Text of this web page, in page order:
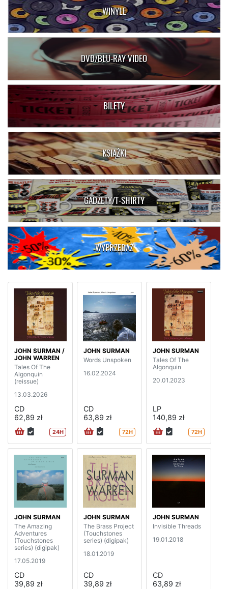
WINYLE
DVD/BLU-RAY VIDEO
BILETY
KSIĄŻKI
GADŻETY/T-SHIRTY
WYPRZEDAŻ
JOHN SURMAN /
JOHN WARREN
Tales Of The
Algonquin
(reissue)
13.03.2026
CD
62,89 zł
24H
JOHN SURMAN
Words Unspoken
16.02.2024
CD
63,89 zł
72H
JOHN SURMAN
Tales Of The
Algonquin
20.01.2023
LP
140,89 zł
72H
JOHN SURMAN
The Amazing
Adventures
(Touchstones
series) (digipak)
17.05.2019
CD
39,89 zł
JOHN SURMAN
The Brass Project
(Touchstones
series) (digipak)
18.01.2019
CD
39,89 zł
JOHN SURMAN
Invisible Threads
19.01.2018
CD
63,89 zł